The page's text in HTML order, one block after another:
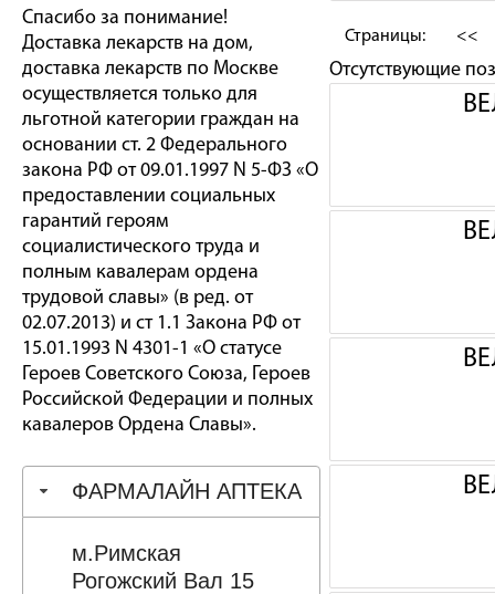
Спасибо за понимание!
Доставка лекарств на дом,
доставка лекарств по Москве
осуществляется только для
льготной категории граждан на
основании ст. 2 Федерального
закона РФ от 09.01.1997 N 5-ФЗ «О
предоставлении социальных
гарантий героям
социалистического труда и
полным кавалерам ордена
трудовой славы» (в ред. от
02.07.2013) и ст 1.1 Закона РФ от
15.01.1993 N 4301-1 «О статусе
Героев Советского Союза, Героев
Российской Федерации и полных
кавалеров Ордена Славы».
ФАРМАЛАЙН АПТЕКА
м.Римская
Рогожский Вал 15
Страницы: <<
Отсутствующие